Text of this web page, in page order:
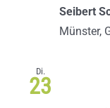
Seibert
Münster,
Di.
23